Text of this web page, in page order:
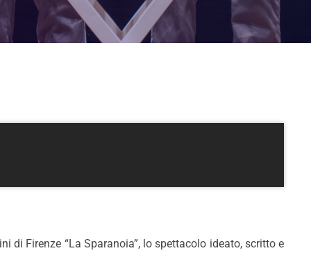
di Firenze “La Sparanoia”, lo spettacolo ideato, scritto e